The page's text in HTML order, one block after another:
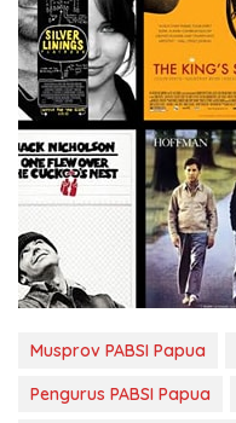
Musprov PABSI Papua
Pengurus PABSI Papua